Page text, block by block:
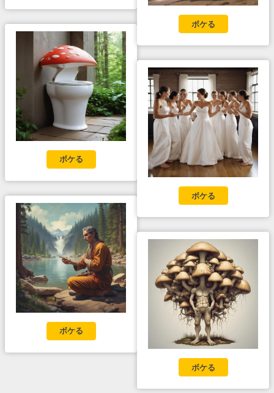
ボケる
ボケる
ボケる
ボケる
ボケる